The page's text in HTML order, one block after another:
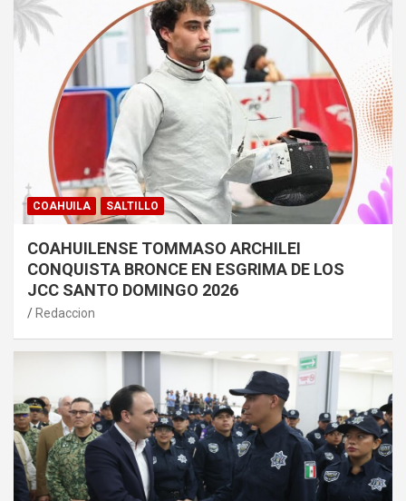
COAHUILA SALTILLO
COAHUILENSE TOMMASO ARCHILEI
CONQUISTA BRONCE EN ESGRIMA DE LOS
JCC SANTO DOMINGO 2026
Redaccion